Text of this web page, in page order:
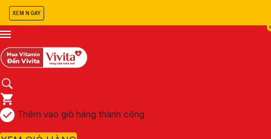
XEM NGAY
0
Thêm vào giỏ hàng thành công